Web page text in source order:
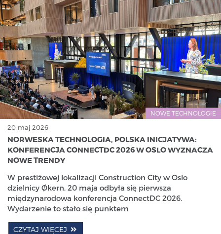
NOWE TECHNOLOGIE
20 maj 2026
NORWESKA TECHNOLOGIA, POLSKA INICJATYWA:
KONFERENCJA CONNECTDC 2026 W OSLO WYZNACZA
NOWE TRENDY
W prestiżowej lokalizacji Construction City w Oslo
dzielnicy Økern, 20 maja odbyła się pierwsza
międzynarodowa konferencja ConnectDC 2026.
Wydarzenie to stało się punktem
CZYTAJ WIĘCEJ